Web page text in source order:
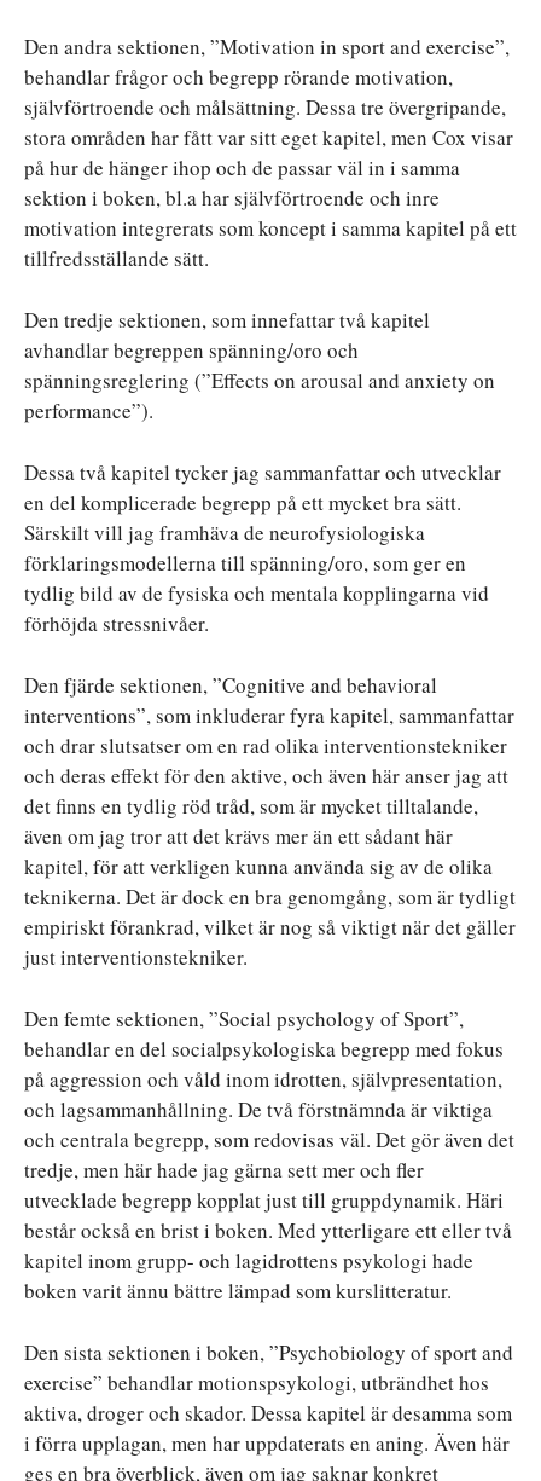
Den andra sektionen, ”Motivation in sport and exercise”,
behandlar frågor och begrepp rörande motivation,
självförtroende och målsättning. Dessa tre övergripande,
stora områden har fått var sitt eget kapitel, men Cox visar
på hur de hänger ihop och de passar väl in i samma
sektion i boken, bl.a har självförtroende och inre
motivation integrerats som koncept i samma kapitel på ett
tillfredsställande sätt.
Den tredje sektionen, som innefattar två kapitel
avhandlar begreppen spänning/oro och
spänningsreglering (”Effects on arousal and anxiety on
performance”).
Dessa två kapitel tycker jag sammanfattar och utvecklar
en del komplicerade begrepp på ett mycket bra sätt.
Särskilt vill jag framhäva de neurofysiologiska
förklaringsmodellerna till spänning/oro, som ger en
tydlig bild av de fysiska och mentala kopplingarna vid
förhöjda stressnivåer.
Den fjärde sektionen, ”Cognitive and behavioral
interventions”, som inkluderar fyra kapitel, sammanfattar
och drar slutsatser om en rad olika interventionstekniker
och deras effekt för den aktive, och även här anser jag att
det finns en tydlig röd tråd, som är mycket tilltalande,
även om jag tror att det krävs mer än ett sådant här
kapitel, för att verkligen kunna använda sig av de olika
teknikerna. Det är dock en bra genomgång, som är tydligt
empiriskt förankrad, vilket är nog så viktigt när det gäller
just interventionstekniker.
Den femte sektionen, ”Social psychology of Sport”,
behandlar en del socialpsykologiska begrepp med fokus
på aggression och våld inom idrotten, självpresentation,
och lagsammanhållning. De två förstnämnda är viktiga
och centrala begrepp, som redovisas väl. Det gör även det
tredje, men här hade jag gärna sett mer och fler
utvecklade begrepp kopplat just till gruppdynamik. Häri
består också en brist i boken. Med ytterligare ett eller två
kapitel inom grupp- och lagidrottens psykologi hade
boken varit ännu bättre lämpad som kurslitteratur.
Den sista sektionen i boken, ”Psychobiology of sport and
exercise” behandlar motionspsykologi, utbrändhet hos
aktiva, droger och skador. Dessa kapitel är desamma som
i förra upplagan, men har uppdaterats en aning. Även här
ges en bra överblick, även om jag saknar konkret